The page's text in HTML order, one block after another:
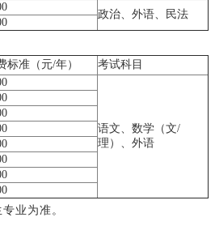
政治、外语、民法
标准（元/年）
考试科目
语文、数学（文/
理）、外语
业为准。